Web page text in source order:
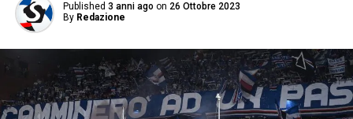
Published 3 anni ago on 26 Ottobre 2023
By Redazione